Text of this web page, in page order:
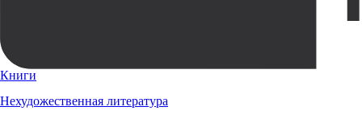
Книги
Нехудожественная литература